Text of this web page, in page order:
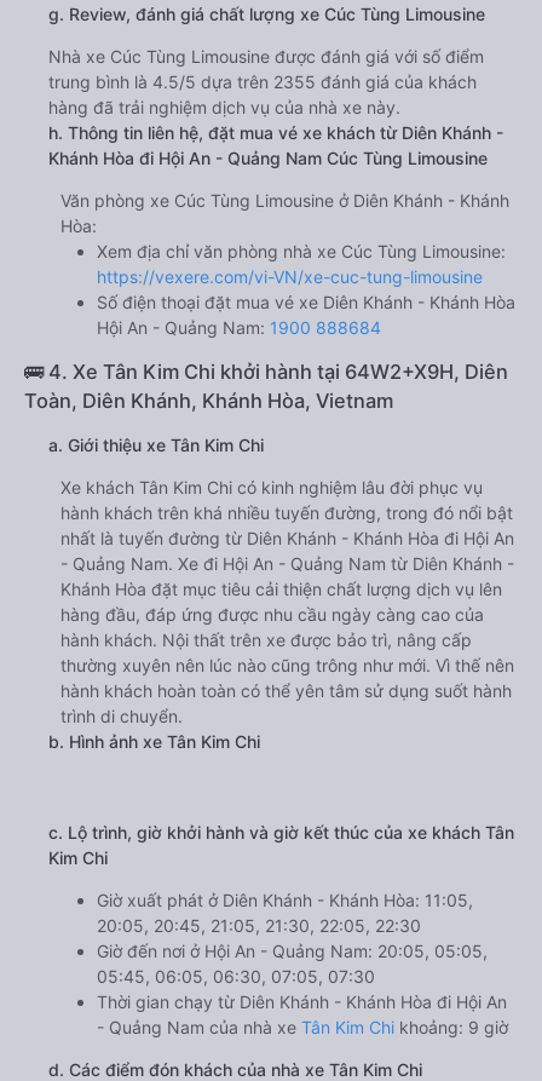
g. Review, đánh giá chất lượng xe Cúc Tùng Limousine
Nhà xe Cúc Tùng Limousine được đánh giá với số điểm
trung bình là 4.5/5 dựa trên 2355 đánh giá của khách
hàng đã trải nghiệm dịch vụ của nhà xe này.
h. Thông tin liên hệ, đặt mua vé xe khách từ Diên Khánh -
Khánh Hòa đi Hội An - Quảng Nam Cúc Tùng Limousine
Văn phòng xe Cúc Tùng Limousine ở Diên Khánh - Khánh
Hòa:
Xem địa chỉ văn phòng nhà xe Cúc Tùng Limousine:
https://vexere.com/vi-VN/xe-cuc-tung-limousine
Số điện thoại đặt mua vé xe Diên Khánh - Khánh Hòa
Hội An - Quảng Nam: 1900 888684
🚌 4. Xe Tân Kim Chi khởi hành tại 64W2+X9H, Diên
Toàn, Diên Khánh, Khánh Hòa, Vietnam
a. Giới thiệu xe Tân Kim Chi
Xe khách Tân Kim Chi có kinh nghiệm lâu đời phục vụ
hành khách trên khá nhiều tuyến đường, trong đó nổi bật
nhất là tuyến đường từ Diên Khánh - Khánh Hòa đi Hội An
- Quảng Nam. Xe đi Hội An - Quảng Nam từ Diên Khánh -
Khánh Hòa đặt mục tiêu cải thiện chất lượng dịch vụ lên
hàng đầu, đáp ứng được nhu cầu ngày càng cao của
hành khách. Nội thất trên xe được bảo trì, nâng cấp
thường xuyên nên lúc nào cũng trông như mới. Vì thế nên
hành khách hoàn toàn có thể yên tâm sử dụng suốt hành
trình di chuyển.
b. Hình ảnh xe Tân Kim Chi
c. Lộ trình, giờ khởi hành và giờ kết thúc của xe khách Tân
Kim Chi
Giờ xuất phát ở Diên Khánh - Khánh Hòa: 11:05,
20:05, 20:45, 21:05, 21:30, 22:05, 22:30
Giờ đến nơi ở Hội An - Quảng Nam: 20:05, 05:05,
05:45, 06:05, 06:30, 07:05, 07:30
Thời gian chạy từ Diên Khánh - Khánh Hòa đi Hội An
- Quảng Nam của nhà xe Tân Kim Chi khoảng: 9 giờ
d. Các điểm đón khách của nhà xe Tân Kim Chi